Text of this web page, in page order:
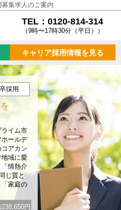
集求人のご案内
TEL：0120-814-314
（9時〜17時30分（平日））
キャリア採用情報を見る
採用
イム市
ールデ
アカン
域に愛
情熱介
じ質と
家庭の
円